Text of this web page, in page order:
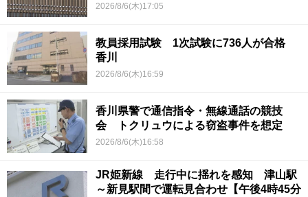
2026/8/6(木)17:05
教員採用試験 1次試験に736人が合格
香川
2026/8/6(木)16:59
香川県警で通信指令・無線通話の競技
会 トクリュウによる窃盗事件を想定
2026/8/6(木)16:58
JR姫新線 走行中に揺れを感知 津山駅
～新見駅間で運転見合わせ【午後4時45分